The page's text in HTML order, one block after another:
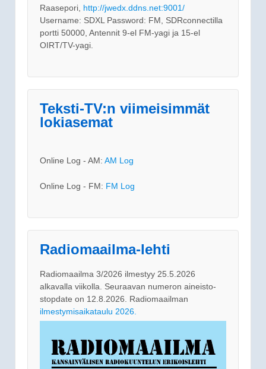
Raasepori, http://jwedx.ddns.net:9001/
Username: SDXL Password: FM, SDRconnectilla
portti 50000, Antennit 9-el FM-yagi ja 15-el
OIRT/TV-yagi.
Teksti-TV:n viimeisimmät
lokiasemat
Online Log - AM: AM Log
Online Log - FM: FM Log
Radiomaailma-lehti
Radiomaailma 3/2026 ilmestyy 25.5.2026
alkavalla viikolla. Seuraavan numeron aineisto-
stopdate on 12.8.2026. Radiomaailman
ilmestymisaikataulu 2026.